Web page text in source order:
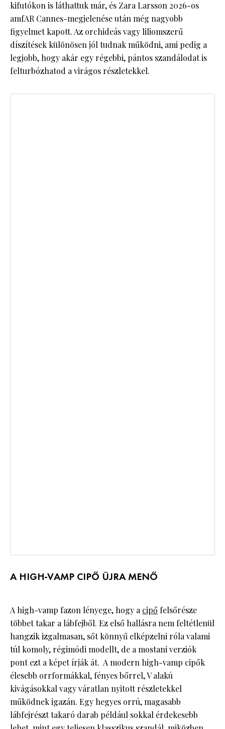
kifutókon is láthattuk már, és Zara Larsson 2026-os
amfAR Cannes-megjelenése után még nagyobb
figyelmet kapott. Az orchideás vagy liliomszerű
díszítések különösen jól tudnak működni, ami pedig a
legjobb, hogy akár egy régebbi, pántos szandálodat is
felturbózhatod a virágos részletekkel.
A HIGH-VAMP CIPŐ ÚJRA MENŐ
A high-vamp fazon lényege, hogy acipő felsőrésze
többet takar a lábfejből. Ez első hallásra nem feltétlenül
hangzik izgalmasan, sőt könnyű elképzelni róla valami
túl komoly, régimódi modellt, de a mostani verziók
pont ezt a képet írják át. A modern high-vamp cipők
élesebb orrformákkal, fényes bőrrel, V alakú
kivágásokkal vagy váratlan nyitott részletekkel
működnek igazán. Egy hegyes orrú, magasabb
lábfejrészt takaró darab például sokkal érdekesebb